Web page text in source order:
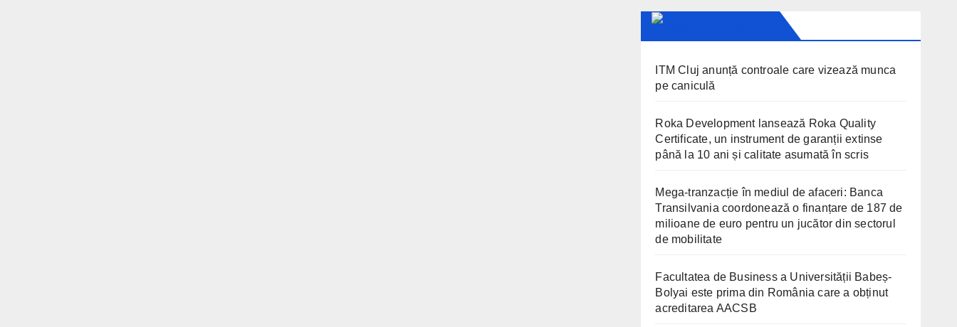
ITM Cluj anunță controale care vizează munca
pe caniculă
Roka Development lansează Roka Quality
Certificate, un instrument de garanții extinse
până la 10 ani și calitate asumată în scris
Mega-tranzacție în mediul de afaceri: Banca
Transilvania coordonează o finanțare de 187 de
milioane de euro pentru un jucător din sectorul
de mobilitate
Facultatea de Business a Universității Babeș-
Bolyai este prima din România care a obținut
acreditarea AACSB